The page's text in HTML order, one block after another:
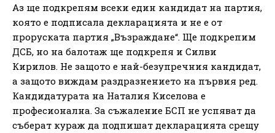
Аз ще подкрепям всеки един кандидат на партия,
която е подписала декларацията и не е от
проруската партия „Възраждане“. Ще подкрепим
ДСБ, но на балотаж ще подкрепя и Силви
Кирилов. Не защото е най-безупречния кандидат,
а защото виждам раздразнението на първия ред.
Кандидатурата на Наталия Киселова е
професионална. За съжаление БСП не успяват да
съберат кураж да подпишат декларацията срещу